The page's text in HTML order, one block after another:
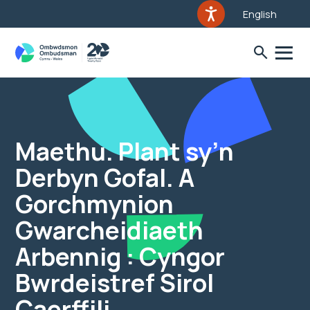
English
Maethu. Plant sy’n
Derbyn Gofal. A
Gorchmynion
Gwarcheidiaeth
Arbennig : Cyngor
Bwrdeistref Sirol